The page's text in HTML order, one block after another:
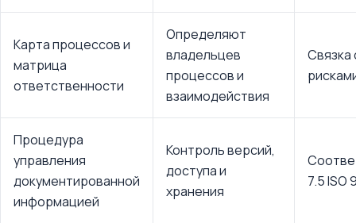
Карта процессов и
матрица
ответственности
Определяют
владельцев
процессов и
взаимодействия
Связка
Процедура
управления
документированной
информацией
Контроль версий,
доступа и
хранения
7.5 ISO